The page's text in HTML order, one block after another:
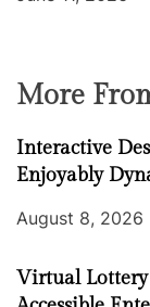
More
Interactive
Enjoyably
August 8, 2026
Virtual Lottery